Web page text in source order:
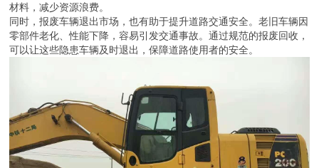
材料，减少资源浪费。
同时，报废车辆退出市场，也有助于提升道路交通安全。老旧车辆因
零部件老化、性能下降，容易引发交通事故。通过规范的报废回收，
可以让这些隐患车辆及时退出，保障道路使用者的安全。